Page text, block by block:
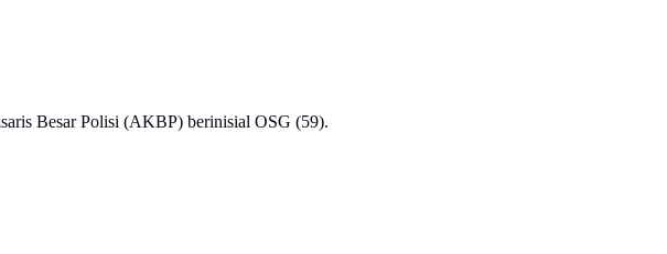
Besar Polisi (AKBP) berinisial OSG (59).